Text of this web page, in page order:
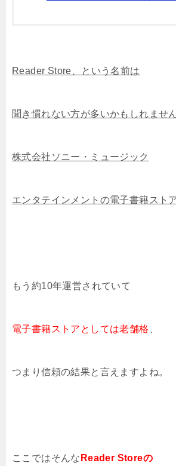
Reader Store、という名前は
聞き慣れない方が多いかもしれません
株式会社ソニー・ミュージック
エンタテインメントの電子書籍スト
もう約10年運営されていて
電子書籍ストアとしては老舗格
つまり信頼の結果と言えますよね。
ここではそんな Reader Storeの